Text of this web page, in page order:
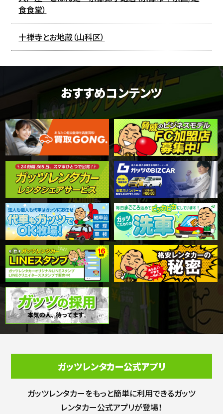
食食堂）
十禅寺とお地蔵（山科区）
おすすめコンテンツ
ガッツレンタカー公式アプリ
ガッツレンタカーをもっと簡単に利用できるガッツ
レンタカー公式アプリが登場！